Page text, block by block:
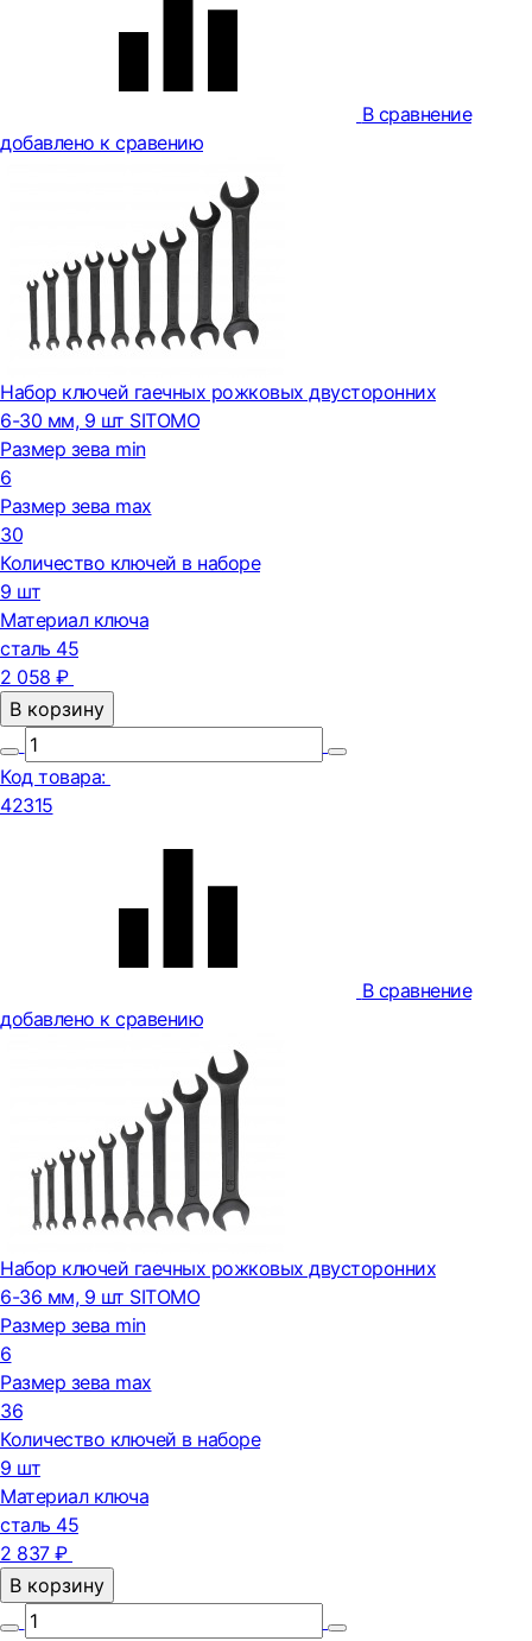
В сравнение
добавлено к сравению
Набор ключей гаечных рожковых двусторонних
6-30 мм, 9 шт SITOMO
Размер зева min
6
Размер зева max
30
Количество ключей в наборе
9 шт
Материал ключа
сталь 45
2 058 ₽
В корзину
Код товара:
42315
В сравнение
добавлено к сравению
Набор ключей гаечных рожковых двусторонних
6-36 мм, 9 шт SITOMO
Размер зева min
6
Размер зева max
36
Количество ключей в наборе
9 шт
Материал ключа
сталь 45
2 837 ₽
В корзину